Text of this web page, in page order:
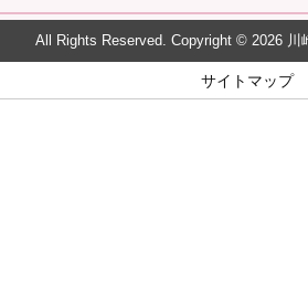
All Rights Reserved. Copyright © 2026 川
サイトマップ